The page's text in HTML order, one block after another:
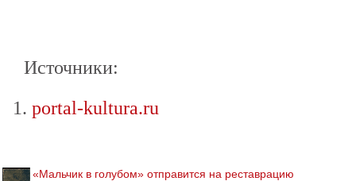
Источники:
portal-kultura.ru
«Мальчик в голубом» отправится на реставрацию